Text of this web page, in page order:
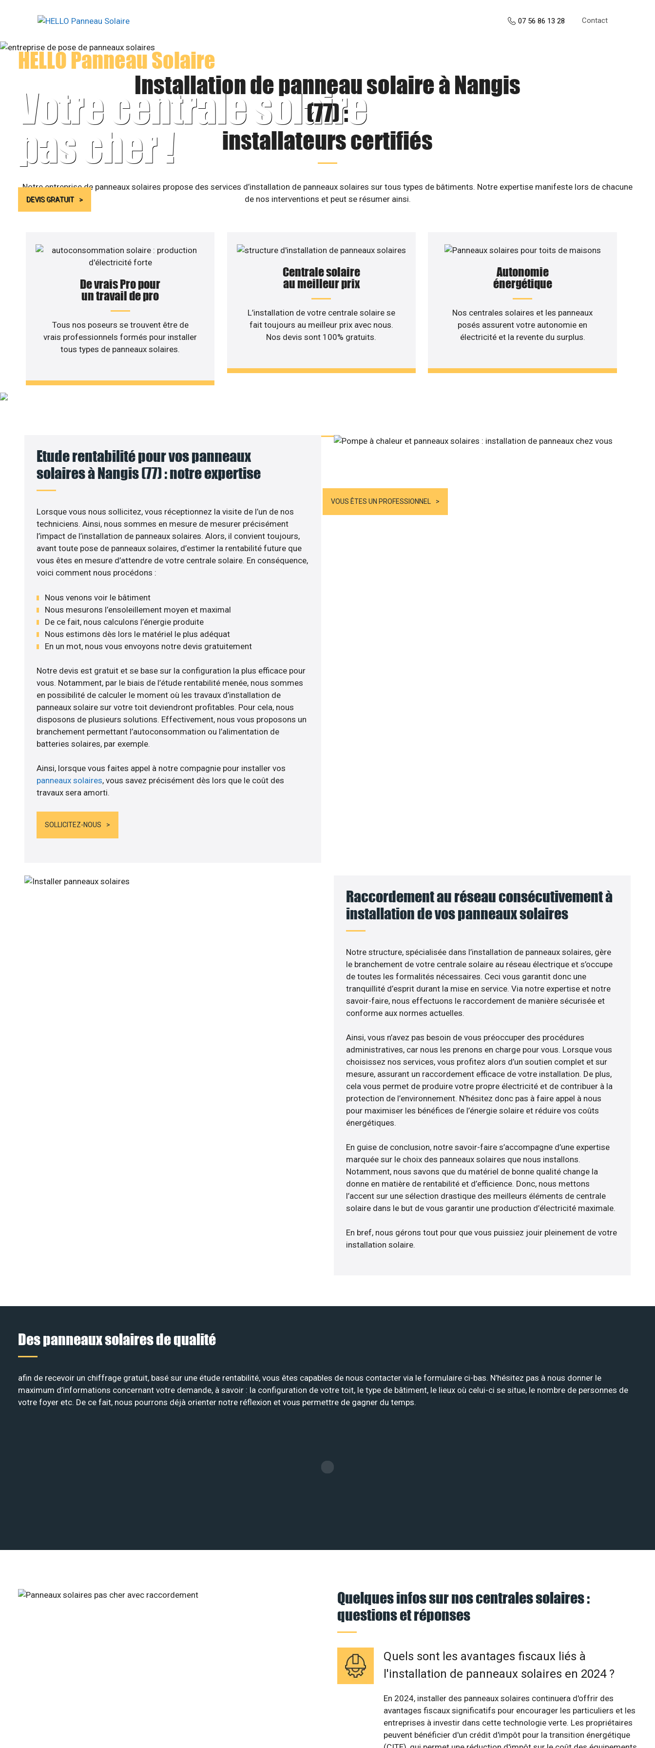
07 56 86 13 28 Contact
HELLO Panneau Solaire
Votre centrale solaire
pas cher !
DEVIS GRATUIT
Installation de panneau solaire à Nangis
(77) :
installateurs certifiés
Notre entreprise de panneaux solaires propose des services d’installation de panneaux solaires sur tous types de bâtiments. Notre expertise manifeste lors de chacune
de nos interventions et peut se résumer ainsi.
De vrais Pro pour
un travail de pro
Tous nos poseurs se trouvent être de
vrais professionnels formés pour installer
tous types de panneaux solaires.
Centrale solaire
au meilleur prix
L’installation de votre centrale solaire se
fait toujours au meilleur prix avec nous.
Nos devis sont 100% gratuits.
Autonomie
énergétique
Nos centrales solaires et les panneaux
posés assurent votre autonomie en
électricité et la revente du surplus.
VOUS ÊTES UN PROFESSIONNEL
Etude rentabilité pour vos panneaux
solaires à Nangis (77) : notre expertise
Lorsque vous nous sollicitez, vous réceptionnez la visite de l’un de nos
techniciens. Ainsi, nous sommes en mesure de mesurer précisément
l’impact de l’installation de panneaux solaires. Alors, il convient toujours,
avant toute pose de panneaux solaires, d’estimer la rentabilité future que
vous êtes en mesure d’attendre de votre centrale solaire. En conséquence,
voici comment nous procédons :
Nous venons voir le bâtiment
Nous mesurons l’ensoleillement moyen et maximal
De ce fait, nous calculons l’énergie produite
Nous estimons dès lors le matériel le plus adéquat
En un mot, nous vous envoyons notre devis gratuitement
Notre devis est gratuit et se base sur la configuration la plus efficace pour
vous. Notamment, par le biais de l’étude rentabilité menée, nous sommes
en possibilité de calculer le moment où les travaux d’installation de
panneaux solaire sur votre toit deviendront profitables. Pour cela, nous
disposons de plusieurs solutions. Effectivement, nous vous proposons un
branchement permettant l’autoconsommation ou l’alimentation de
batteries solaires, par exemple.
Ainsi, lorsque vous faites appel à notre compagnie pour installer vos
panneaux solaires, vous savez précisément dès lors que le coût des
travaux sera amorti.
SOLLICITEZ-NOUS
Raccordement au réseau consécutivement à
installation de vos panneaux solaires
Notre structure, spécialisée dans l’installation de panneaux solaires, gère
le branchement de votre centrale solaire au réseau électrique et s’occupe
de toutes les formalités nécessaires. Ceci vous garantit donc une
tranquillité d’esprit durant la mise en service. Via notre expertise et notre
savoir-faire, nous effectuons le raccordement de manière sécurisée et
conforme aux normes actuelles.
Ainsi, vous n’avez pas besoin de vous préoccuper des procédures
administratives, car nous les prenons en charge pour vous. Lorsque vous
choisissez nos services, vous profitez alors d’un soutien complet et sur
mesure, assurant un raccordement efficace de votre installation. De plus,
cela vous permet de produire votre propre électricité et de contribuer à la
protection de l’environnement. N’hésitez donc pas à faire appel à nous
pour maximiser les bénéfices de l’énergie solaire et réduire vos coûts
énergétiques.
En guise de conclusion, notre savoir-faire s’accompagne d’une expertise
marquée sur le choix des panneaux solaires que nous installons.
Notamment, nous savons que du matériel de bonne qualité change la
donne en matière de rentabilité et d’efficience. Donc, nous mettons
l’accent sur une sélection drastique des meilleurs éléments de centrale
solaire dans le but de vous garantir une production d’électricité maximale.
En bref, nous gérons tout pour que vous puissiez jouir pleinement de votre
installation solaire.
Des panneaux solaires de qualité
afin de recevoir un chiffrage gratuit, basé sur une étude rentabilité, vous êtes capables de nous contacter via le formulaire ci-bas. N’hésitez pas à nous donner le
maximum d’informations concernant votre demande, à savoir : la configuration de votre toit, le type de bâtiment, le lieux où celui-ci se situe, le nombre de personnes de
votre foyer etc. De ce fait, nous pourrons déjà orienter notre réflexion et vous permettre de gagner du temps.
Quelques infos sur nos centrales solaires :
questions et réponses
Quels sont les avantages fiscaux liés à
l'installation de panneaux solaires en 2024 ?
En 2024, installer des panneaux solaires continuera d'offrir des
avantages fiscaux significatifs pour encourager les particuliers et les
entreprises à investir dans cette technologie verte. Les propriétaires
peuvent bénéficier d'un crédit d'impôt pour la transition énergétique